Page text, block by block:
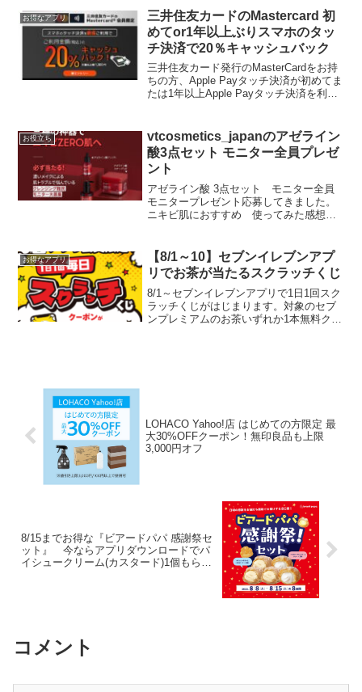
もらえると教えてもらい、やってみたら
本当にもらえ...
お得なアプリ
三井住友カードのMastercard 初
めてor1年以上ぶりスマホのタッ
チ決済で20％キャッシュバック
三井住友カード発行のMasterCardをお持
ちの方、Apple Payタッチ決済が初めてま
たは1年以上Apple Payタッチ決済を利用
Mastercardブランド...
お役立ち
vtcosmetics_japanのアゼライン
酸3点セット モニター全員プレゼ
ント
アゼライン酸 3点セット モニター全員
モニタープレゼント応募してきました。
ニキビ肌におすすめ 使ってみた感想を
ッド・ アゼライン酸アンプル参加方法①
@vtcosmet...
お得なアプリ
【8/1～10】セブンイレブンアプ
リでお茶が当たるスクラッチくじ
8/1～セブンイレブンアプリで1日1回スク
ラッチくじがはじまります。対象のセブ
ンプレミアムのお茶いずれか1本無料クー
LOHACO Yahoo!店 はじめての方限定 最
大30%OFFクーポン！無印良品も上限
3,000円オフ
8/15までお得な『ビアードパパ 感謝祭セ
ット』 今ならアプリダウンロードでパ
イシュークリーム(カスタード)1個もらえ
コメント